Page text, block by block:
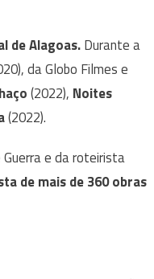
de Alagoas.Durante a
da Globo Filmes e
(2022), Noites
(2022).
e da roteirista
de mais de 360 obras